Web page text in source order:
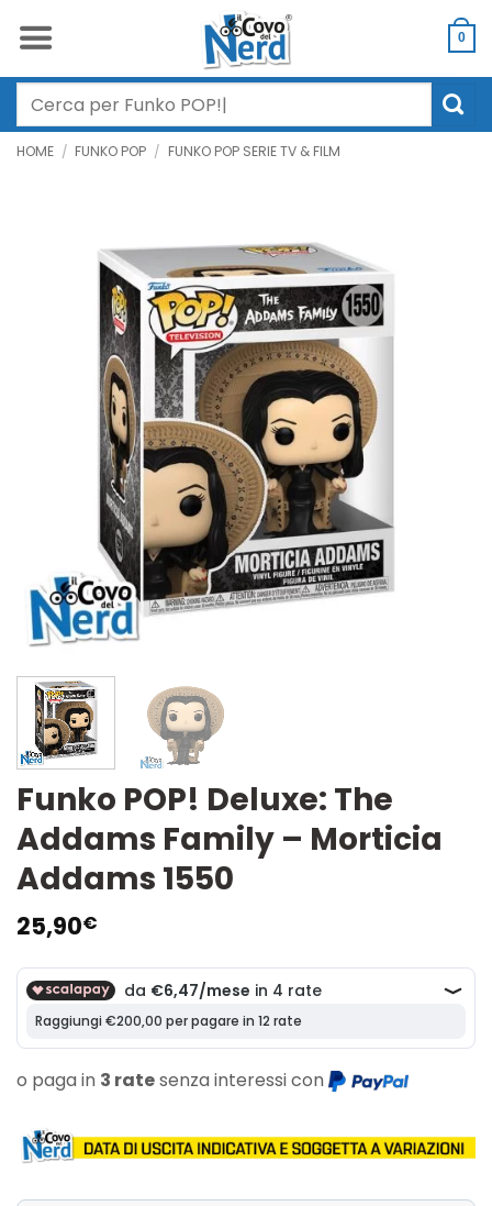
0
Cerca:
HOME / FUNKO POP / FUNKO POP SERIE TV & FILM
Funko POP! Deluxe: The
Addams Family – Morticia
Addams 1550
25,90€
o paga in 3 ratesenza interessi con